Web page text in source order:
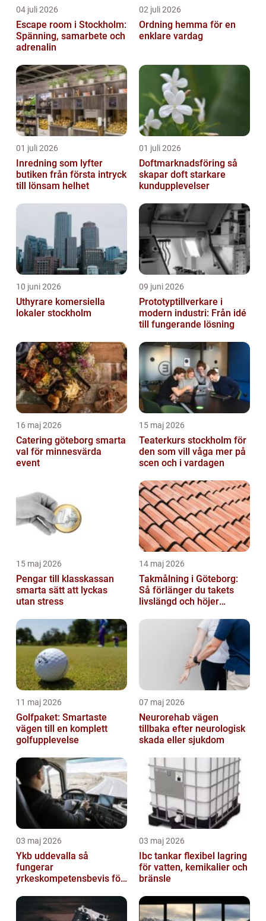
04 juli 2026
Escape room i Stockholm:
Spänning, samarbete och
adrenalin
02 juli 2026
Ordning hemma för en
enklare vardag
01 juli 2026
Inredning som lyfter
butiken från första intryck
till lönsam helhet
01 juli 2026
Doftmarknadsföring så
skapar doft starkare
kundupplevelser
10 juni 2026
Uthyrare komersiella
lokaler stockholm
09 juni 2026
Prototyptillverkare i
modern industri: Från idé
till fungerande lösning
16 maj 2026
Catering göteborg smarta
val för minnesvärda
event
15 maj 2026
Teaterkurs stockholm för
den som vill våga mer på
scen och i vardagen
15 maj 2026
Pengar till klasskassan
smarta sätt att lyckas
utan stress
14 maj 2026
Takmålning i Göteborg:
Så förlänger du takets
livslängd och höjer
11 maj 2026
Golfpaket: Smartaste
vägen till en komplett
golfupplevelse
07 maj 2026
Neurorehab vägen
tillbaka efter neurologisk
skada eller sjukdom
03 maj 2026
Ykb uddevalla så
fungerar
yrkeskompetensbevis för
03 maj 2026
Ibc tankar flexibel lagring
för vatten, kemikalier och
bränsle